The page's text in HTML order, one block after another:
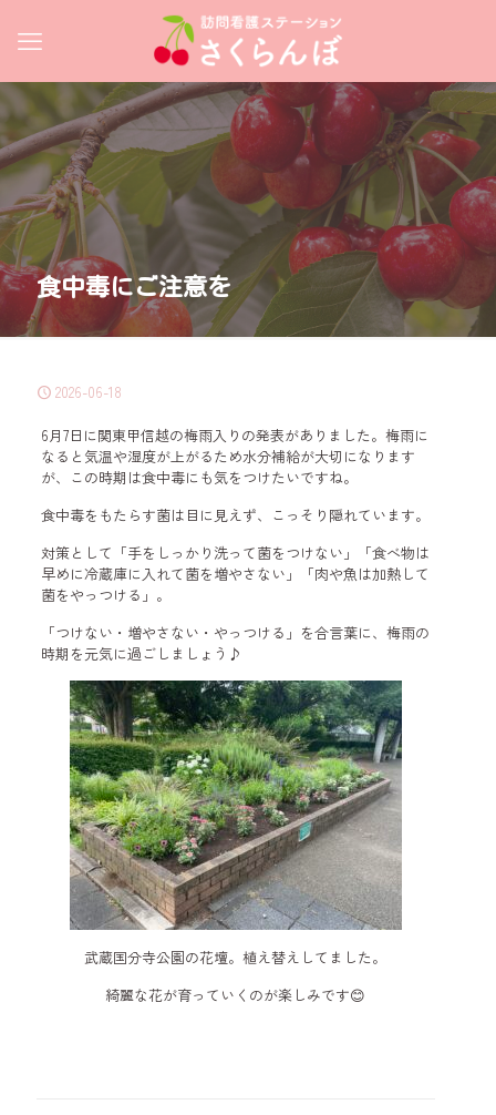
食中毒にご注意を
2026-06-18
6月7日に関東甲信越の梅雨入りの発表がありました。梅雨に
なると気温や湿度が上がるため水分補給が大切になります
が、この時期は食中毒にも気をつけたいですね。
食中毒をもたらす菌は目に見えず、こっそり隠れています。
対策として「手をしっかり洗って菌をつけない」「食べ物は
早めに冷蔵庫に入れて菌を増やさない」「肉や魚は加熱して
菌をやっつける」。
「つけない・増やさない・やっつける」を合言葉に、梅雨の
時期を元気に過ごしましょう♪
武蔵国分寺公園の花壇。植え替えしてました。
綺麗な花が育っていくのが楽しみです😊